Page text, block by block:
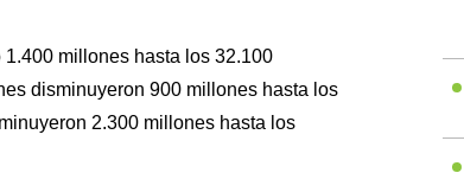
millones hasta los 32.100
disminuyeron 900 millones hasta los
2.300 millones hasta los